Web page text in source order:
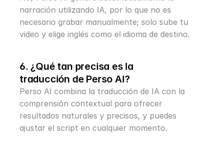
narración utilizando IA, por lo que no es
necesario grabar manualmente; solo sube tu
video y elige inglés como el idioma de destino.
6. ¿Qué tan precisa es la
traducción de Perso AI?
Perso AI combina la traducción de IA con la
comprensión contextual para ofrecer
resultados naturales y precisos, y puedes
ajustar el script en cualquier momento.